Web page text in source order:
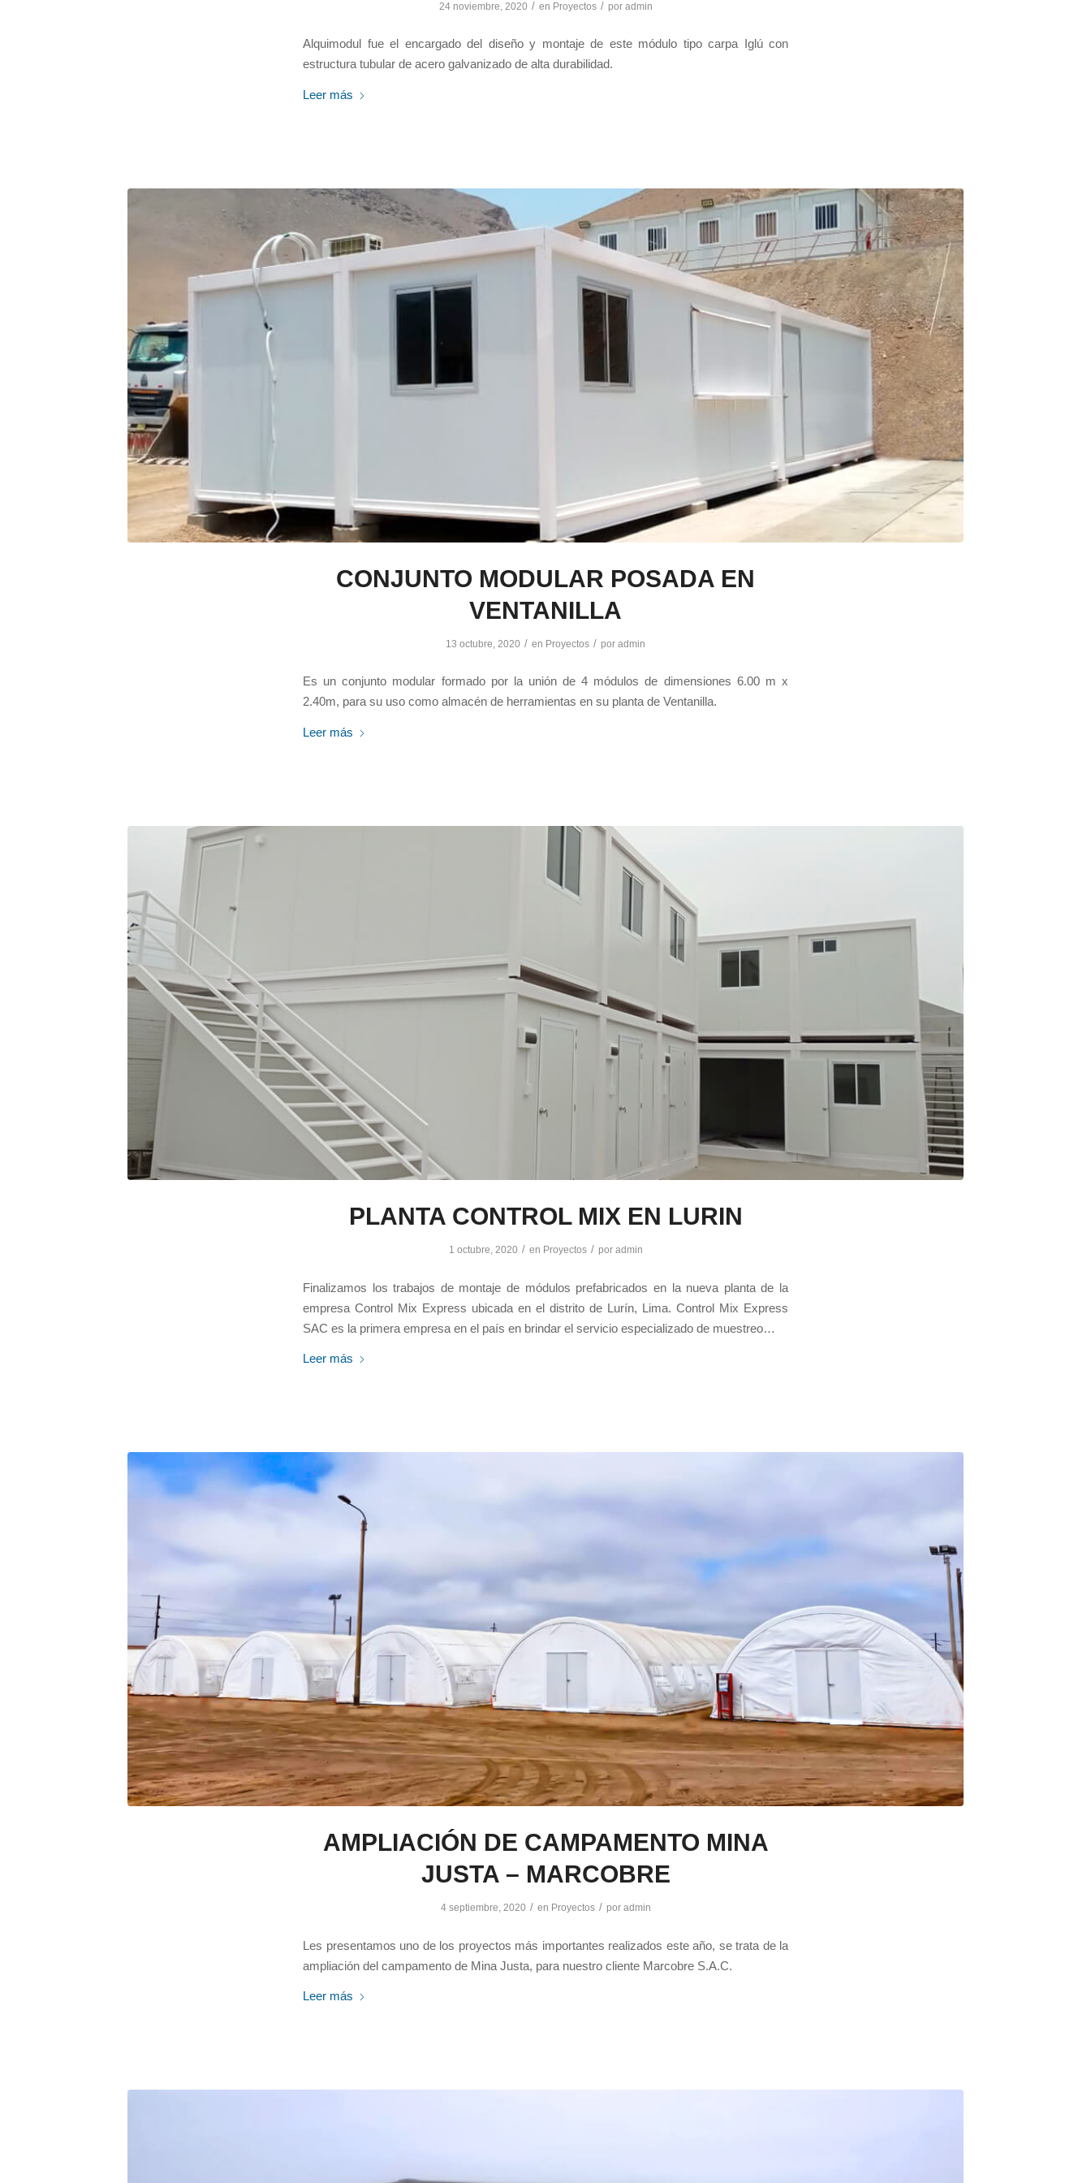
24 noviembre, 2020 / en Proyectos / por admin
Alquimodul fue el encargado del diseño y montaje de este módulo tipo carpa Iglú con
estructura tubular de acero galvanizado de alta durabilidad.
Leer más
CONJUNTO MODULAR POSADA EN
VENTANILLA
13 octubre, 2020 / en Proyectos / por admin
Es un conjunto modular formado por la unión de 4 módulos de dimensiones 6.00 m x
2.40m, para su uso como almacén de herramientas en su planta de Ventanilla.
Leer más
PLANTA CONTROL MIX EN LURIN
1 octubre, 2020 / en Proyectos / por admin
Finalizamos los trabajos de montaje de módulos prefabricados en la nueva planta de la
empresa Control Mix Express ubicada en el distrito de Lurín, Lima. Control Mix Express
SAC es la primera empresa en el país en brindar el servicio especializado de muestreo…
Leer más
AMPLIACIÓN DE CAMPAMENTO MINA
JUSTA – MARCOBRE
4 septiembre, 2020 / en Proyectos / por admin
Les presentamos uno de los proyectos más importantes realizados este año, se trata de la
ampliación del campamento de Mina Justa, para nuestro cliente Marcobre S.A.C.
Leer más